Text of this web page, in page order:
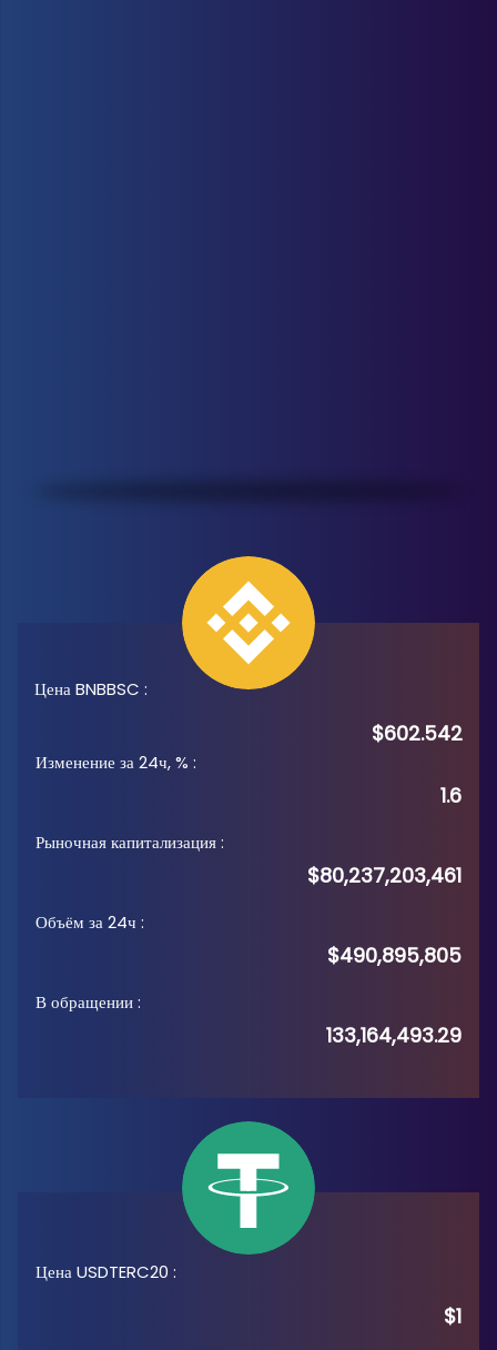
Цена BNBBSC :
$602.542
Изменение за 24ч, % :
1.6
Рыночная капитализация:
$80,237,203,461
Объём за 24ч :
$490,895,805
В обращении:
133,164,493.29
Цена USDTERC20 :
$1